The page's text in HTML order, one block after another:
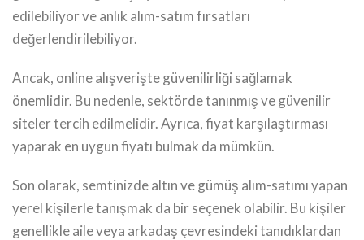
edilebiliyor ve anlık alım-satım fırsatları
değerlendirilebiliyor.
Ancak, online alışverişte güvenilirliği sağlamak
önemlidir. Bu nedenle, sektörde tanınmış ve güvenilir
siteler tercih edilmelidir. Ayrıca, fiyat karşılaştırması
yaparak en uygun fiyatı bulmak da mümkün.
Son olarak, semtinizde altın ve gümüş alım-satımı yapan
yerel kişilerle tanışmak da bir seçenek olabilir. Bu kişiler
genellikle aile veya arkadaş çevresindeki tanıdıklardan